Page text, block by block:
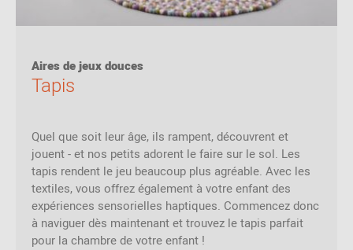
Aires de jeux douces
Tapis
Quel que soit leur âge, ils rampent, découvrent et
jouent - et nos petits adorent le faire sur le sol. Les
tapis rendent le jeu beaucoup plus agréable. Avec les
textiles, vous offrez également à votre enfant des
expériences sensorielles haptiques. Commencez donc
à naviguer dès maintenant et trouvez le tapis parfait
pour la chambre de votre enfant !